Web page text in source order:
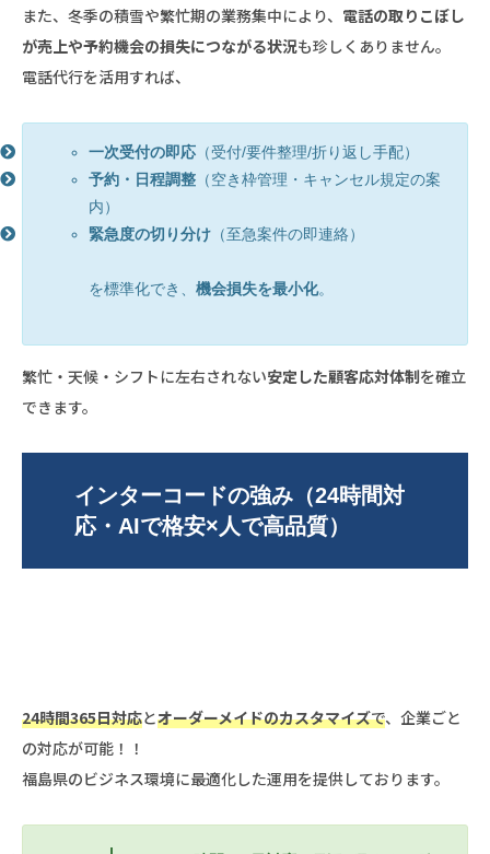
また、冬季の積雪や繁忙期の業務集中により、 電話の取りこぼし
が売上や予約機会の損失につながる状況も珍しくありません。
電話代行を活用すれば、
一次受付の即応 （受付/要件整理/折り返し手配）
予約・日程調整 （空き枠管理・キャンセル規定の案
内）
緊急度の切り分け （至急案件の即連絡）
を標準化でき、機会損失を最小化。
繁忙・天候・シフトに左右されない安定した顧客応対体制を確立
できます。
インターコードの強み（24時間対
応・AIで格安×人で高品質）
24時間365日対応とオーダーメイドのカスタマイズで、企業ごと
の対応が可能！！
福島県のビジネス環境に最適化した運用を提供しております。